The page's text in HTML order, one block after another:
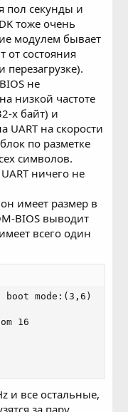
пол секунды и
тоже очень
модулем бывает
от состояния
перезагрузке).
не
низкой частоте
х байт) и
на скорости
по разметке
символов.
ничего не
имеет размер в
BIOS выводит
всего один
mode:(3,6)
16
и все остальные,
за пару